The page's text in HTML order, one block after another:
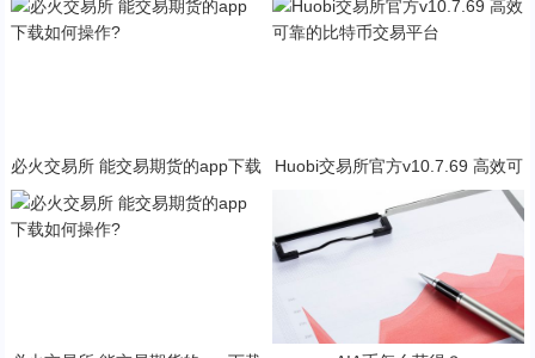
必火交易所 能交易期货的app下载
Huobi交易所官方v10.7.69 高效可
靠的比特币交易平台